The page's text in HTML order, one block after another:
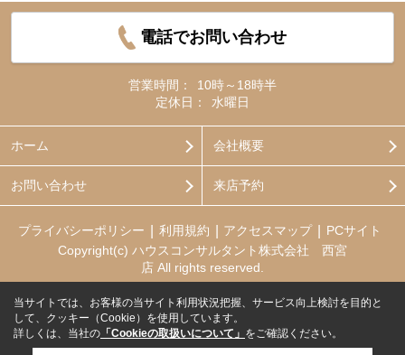
電話でお問い合わせ
営業時間：
10時～18時半
定休日：
水曜日
ホーム 会社概要
お問い合わせ 来店予約
プライバシーポリシー 利用規約 アクセスマップ
PCサイト
Copyright(c) ハウスコンサルタント株式会社 西宮
店 All rights reserved.
当サイトでは、お客様の当サイト利用状況把握、サービス向上検討を目的と
して、クッキー（Cookie）を使用しています。
詳しくは、当社の 「Cookieの取扱いについて」 をご確認ください。